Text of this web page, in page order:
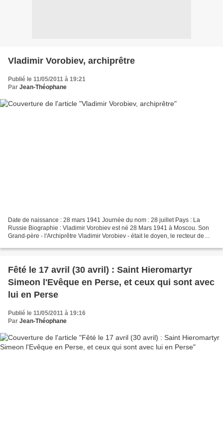
Vladimir Vorobiev, archiprêtre
Publié le 11/05/2011 à 19:21
Par Jean-Théophane
Date de naissance : 28 mars 1941 Journée du nom : 28 juillet Pays : La
Russie Biographie : Vladimir Vorobiev est né 28 Mars 1941 à Moscou. Son
Grand-père - l'Archiprêtre Vladimir Vorobiev - était le doyen, le recteur de
Fêté le 17 avril (30 avril) : Saint Hieromartyr
Simeon l'Evêque en Perse, et ceux qui sont avec
lui en Perse
Publié le 11/05/2011 à 19:16
Par Jean-Théophane